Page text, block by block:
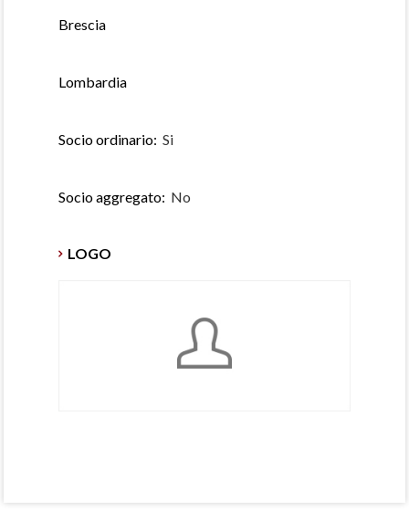
Brescia
Lombardia
Socio ordinario: Si
Socio aggregato: No
LOGO